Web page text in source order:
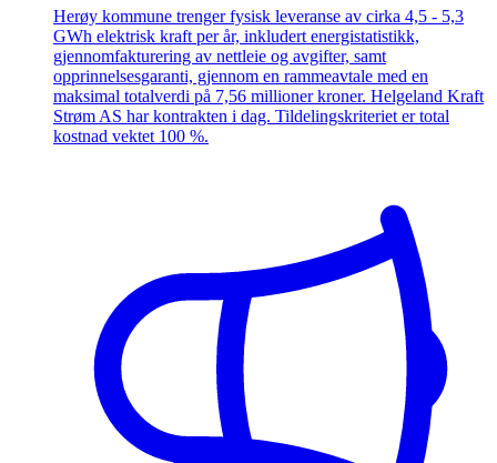
Herøy kommune trenger fysisk leveranse av cirka 4,5 - 5,3
GWh elektrisk kraft per år, inkludert energistatistikk,
gjennomfakturering av nettleie og avgifter, samt
opprinnelsesgaranti, gjennom en rammeavtale med en
maksimal totalverdi på 7,56 millioner kroner. Helgeland Kraft
Strøm AS har kontrakten i dag. Tildelingskriteriet er total
kostnad vektet 100 %.